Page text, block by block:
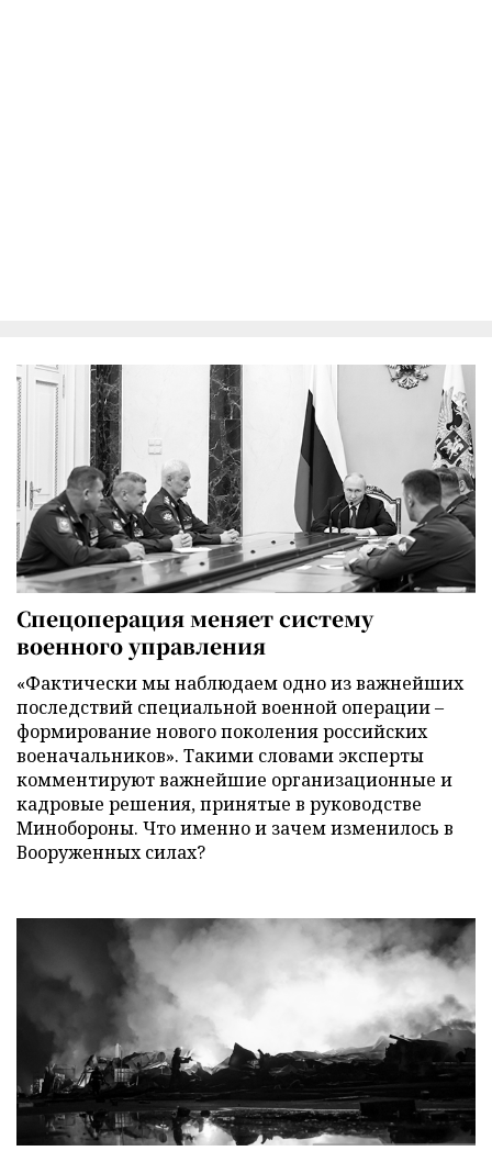
Спецоперация меняет систему
военного управления
«Фактически мы наблюдаем одно из важнейших
последствий специальной военной операции –
формирование нового поколения российских
военачальников». Такими словами эксперты
комментируют важнейшие организационные и
кадровые решения, принятые в руководстве
Минобороны. Что именно и зачем изменилось в
Вооруженных силах?